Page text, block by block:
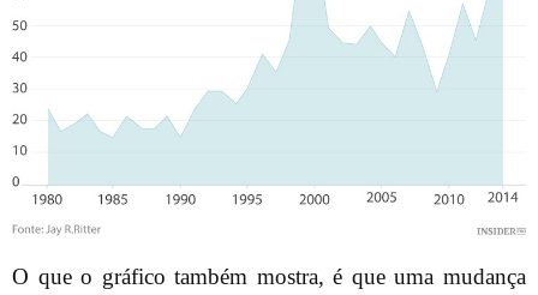
O que o gráfico também mostra, é que uma mudança